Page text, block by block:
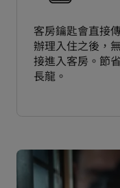
客房鑰匙會直接
辦理入住之後，
接進入客房。節
長龍。